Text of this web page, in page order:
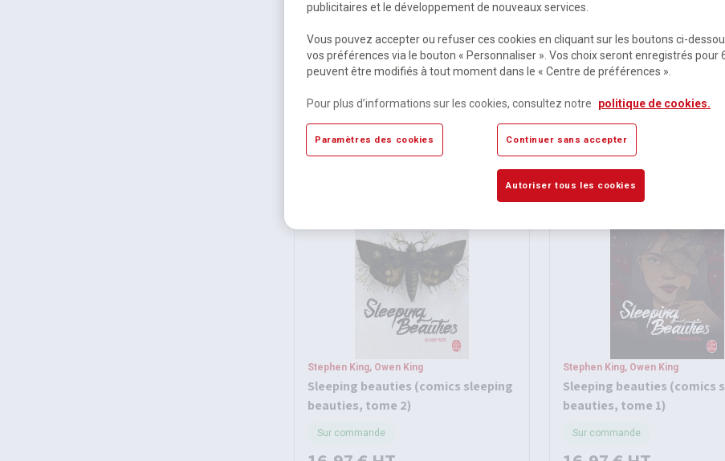
Avatar, le dernier maître de l'air
tome 1 - la promesse
21,79 €HT
Kilomètre zéro : le chemin
bonheur
Sur commande
20,38 €HT
Stephen King, Owen King
Sleeping beauties (comics sleeping
beauties, tome 2)
Sur commande
Stephen King, Owen King
Sleeping beauties (comics
beauties, tome 1)
Sur commande
publicitaires et le développement de nouveaux services.
Vous pouvez accepter ou refuser ces cookies en cliquant sur les boutons ci-
vos préférences via le bouton « Personnaliser ». Vos choix seront enregistrés pour
peuvent être modifiés à tout moment dans le « Centre de préférences ».
Pour plus d’informations sur les cookies, consultez notre politique de cookies.
Paramètres des cookies Continuer sans accepter
Autoriser tous les cookies